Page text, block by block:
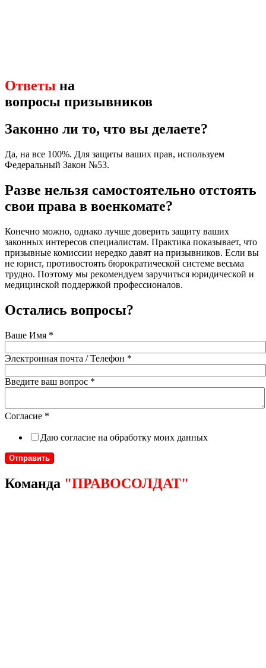
Ответы на
вопросы призывников
Законно ли то, что вы делаете?
Да, на все 100%. Для защиты ваших прав, используем
Федеральный Закон №53.
Разве нельзя самостоятельно отстоять
свои права в военкомате?
Конечно можно, однако лучше доверить защиту ваших
законных интересов специалистам. Практика показывает, что
призывные комиссии нередко давят на призывников. Если вы
не юрист, противостоять бюрократической системе весьма
трудно. Поэтому мы рекомендуем заручиться юридической и
медицинской поддержкой профессионалов.
Остались вопросы?
Ваше Имя *
Электронная почта / Телефон *
Введите ваш вопрос *
Согласие *
Даю согласие на обработку моих данных
Отправить
Команда "ПРАВОСОЛДАТ"